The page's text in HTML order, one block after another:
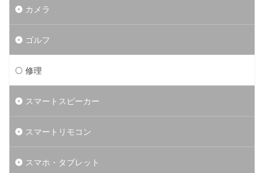
カメラ
ゴルフ
修理
スマートスピーカー
スマートリモコン
スマホ・タブレット